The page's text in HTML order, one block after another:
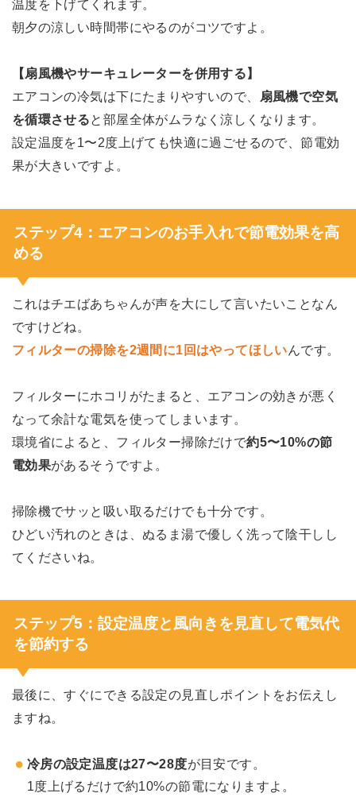
温度を下げてくれます。
朝夕の涼しい時間帯にやるのがコツですよ。
【扇風機やサーキュレーターを併用する】
エアコンの冷気は下にたまりやすいので、 扇風機で空気
を循環させると部屋全体がムラなく涼しくなります。
設定温度を1〜2度上げても快適に過ごせるので、節電効
果が大きいですよ。
ステップ4：エアコンのお手入れで節電効果を高
める
これはチエばあちゃんが声を大にして言いたいことなん
ですけどね。
フィルターの掃除を2週間に1回はやってほしいんです。
フィルターにホコリがたまると、エアコンの効きが悪く
なって余計な電気を使ってしまいます。
環境省によると、フィルター掃除だけで約5〜10%の節
電効果があるそうですよ。
掃除機でサッと吸い取るだけでも十分です。
ひどい汚れのときは、ぬるま湯で優しく洗って陰干しし
てくださいね。
ステップ5：設定温度と風向きを見直して電気代
を節約する
最後に、すぐにできる設定の見直しポイントをお伝えし
ますね。
冷房の設定温度は27〜28度が目安です。
1度上げるだけで約10%の節電になりますよ。